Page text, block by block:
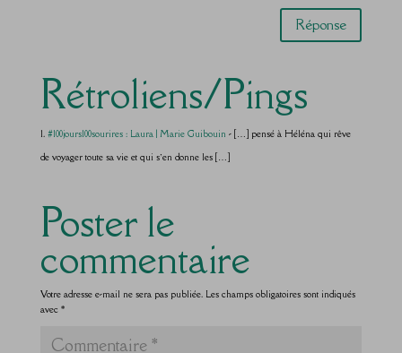
Réponse
Rétroliens/Pings
#100jours100sourires : Laura | Marie Guibouin - […] pensé à Héléna qui rêve
de voyager toute sa vie et qui s’en donne les […]
Poster le
commentaire
Votre adresse e-mail ne sera pas publiée. Les champs obligatoires sont indiqués
avec *